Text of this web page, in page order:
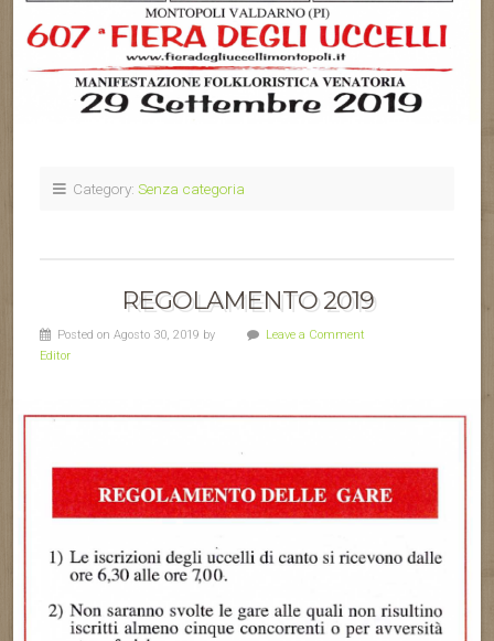
Category: Senza categoria
REGOLAMENTO 2019
Posted on Agosto 30, 2019 by
Editor
Leave a Comment